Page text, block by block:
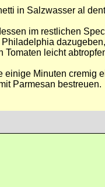
in Salzwasser al
im restlichen
Philadelphia
Tomaten leicht
einige Minuten cremig
Parmesan bestreuen.